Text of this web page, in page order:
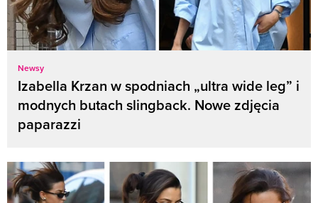
Newsy
Izabella Krzan w spodniach „ultra wide leg” i
modnych butach slingback. Nowe zdjęcia
paparazzi